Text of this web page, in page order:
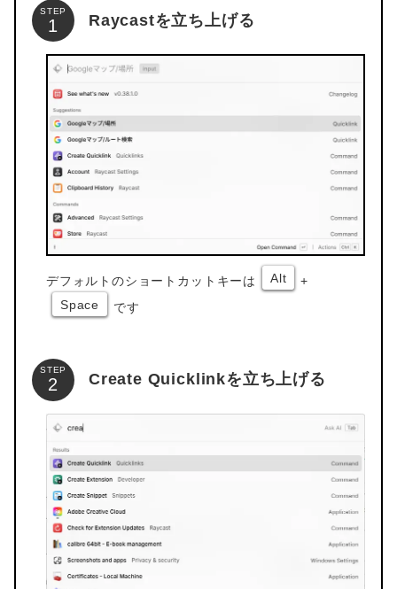
STEP
Raycastを立ち上げる
デフォルトのショートカットキーは Alt
+
Space
です
STEP
Create Quicklinkを立ち上げる